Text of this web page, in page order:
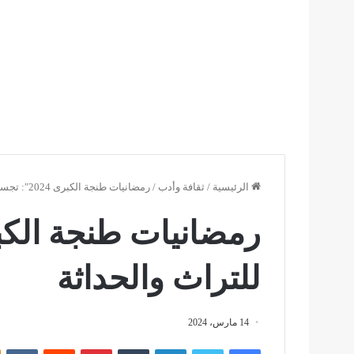
الرئيسية / ثقافة وأدب / رمضانيات طنجة الكبرى 2024″: تجسيد للتراث والحداثة
للتراث والحداثة
14 مارس، 2024
فيسبوك تويتر لينكدإن بينتيريست